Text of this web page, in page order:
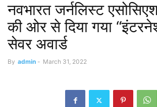
नवभारत जर्नलिस्ट
की ओर से दिया गया
सेवर अवार्ड
By admin - March 31, 2022